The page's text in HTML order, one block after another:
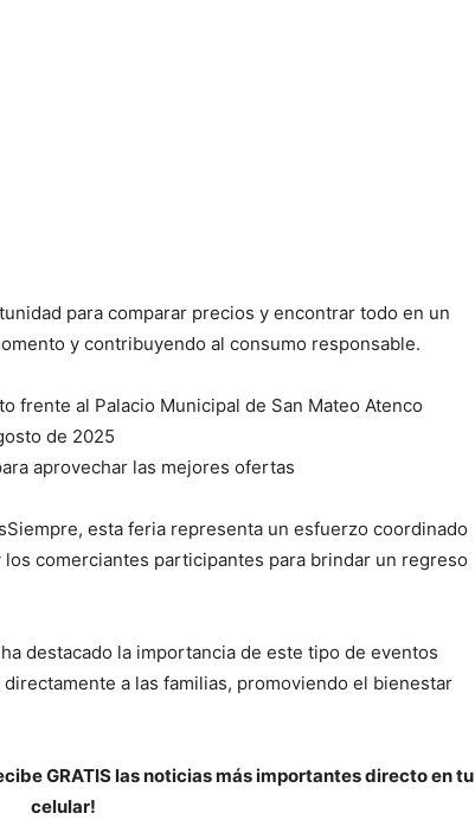
para comparar precios y encontrar todo en un
y contribuyendo al consumo responsable.
frente al Palacio Municipal de San Mateo Atenco
de 2025
aprovechar las mejores ofertas
esta feria representa un esfuerzo coordinado
comerciantes participantes para brindar un regreso
destacado la importancia de este tipo de eventos
a las familias, promoviendo el bienestar
GRATIS las noticias más importantes directo en tu
celular!